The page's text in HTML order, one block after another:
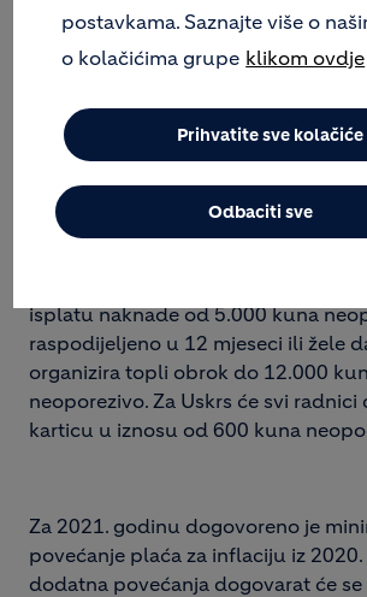
Zaposlenicima kamenoloma u
će dobiti bonus od 50 mjesečne
se zaposlenicima ovisno o
poslovanja.
isplatu naknade od 5.000 kuna
raspodijeljeno u 12 mjeseci ili žele
organizira topli obrok do 12.000
neoporezivo. Za Uskrs će svi
karticu u iznosu od 600 kuna
Za 2021. godinu dogovoreno je
povećanje plaća za inflaciju iz 2020.
dodatna povećanja dogovarat će
postavkama. Saznajte više o
o kolačićima grupe klikom ovdje
Prihvatite sve kolačiće
Odbaciti sve